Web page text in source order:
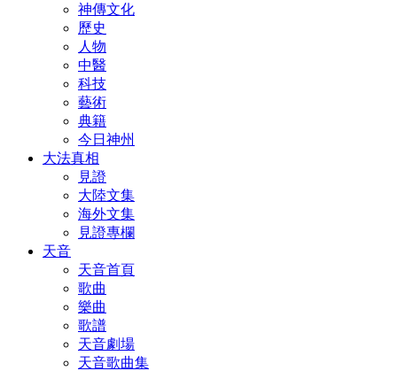
神傳文化
歷史
人物
中醫
科技
藝術
典籍
今日神州
大法真相
見證
大陸文集
海外文集
見證專欄
天音
天音首頁
歌曲
樂曲
歌譜
天音劇場
天音歌曲集